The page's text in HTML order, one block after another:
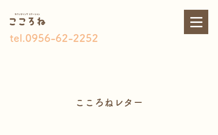
tel.0956-62-2252
こころねレター